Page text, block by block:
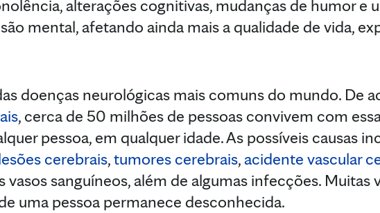
alterações cognitivas, mudanças de humor e
mental, afetando ainda mais a qualidade de vida,
doenças neurológicas mais comuns do mundo. De
, cerca de 50 milhões de pessoas convivem com
pessoa, em qualquer idade. As possíveis causas
cerebrais,tumores cerebrais, acidente vascular
vasos sanguíneos, além de algumas infecções. Muitas
uma pessoa permanece desconhecida.